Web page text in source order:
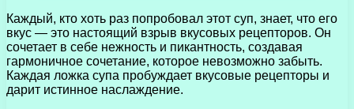
Каждый, кто хоть раз попробовал этот суп, знает, что его
вкус — это настоящий взрыв вкусовых рецепторов. Он
сочетает в себе нежность и пикантность, создавая
гармоничное сочетание, которое невозможно забыть.
Каждая ложка супа пробуждает вкусовые рецепторы и
дарит истинное наслаждение.